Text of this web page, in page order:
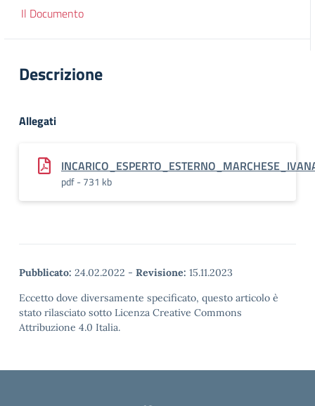
Il Documento
Descrizione
Allegati
pdf - 731 kb
Pubblicato: 24.02.2022 - Revisione: 15.11.2023
Eccetto dove diversamente specificato, questo articolo è
stato rilasciato sotto Licenza Creative Commons
Attribuzione 4.0 Italia.